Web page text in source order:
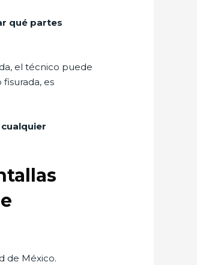
qué partes
el técnico puede
es
de México.